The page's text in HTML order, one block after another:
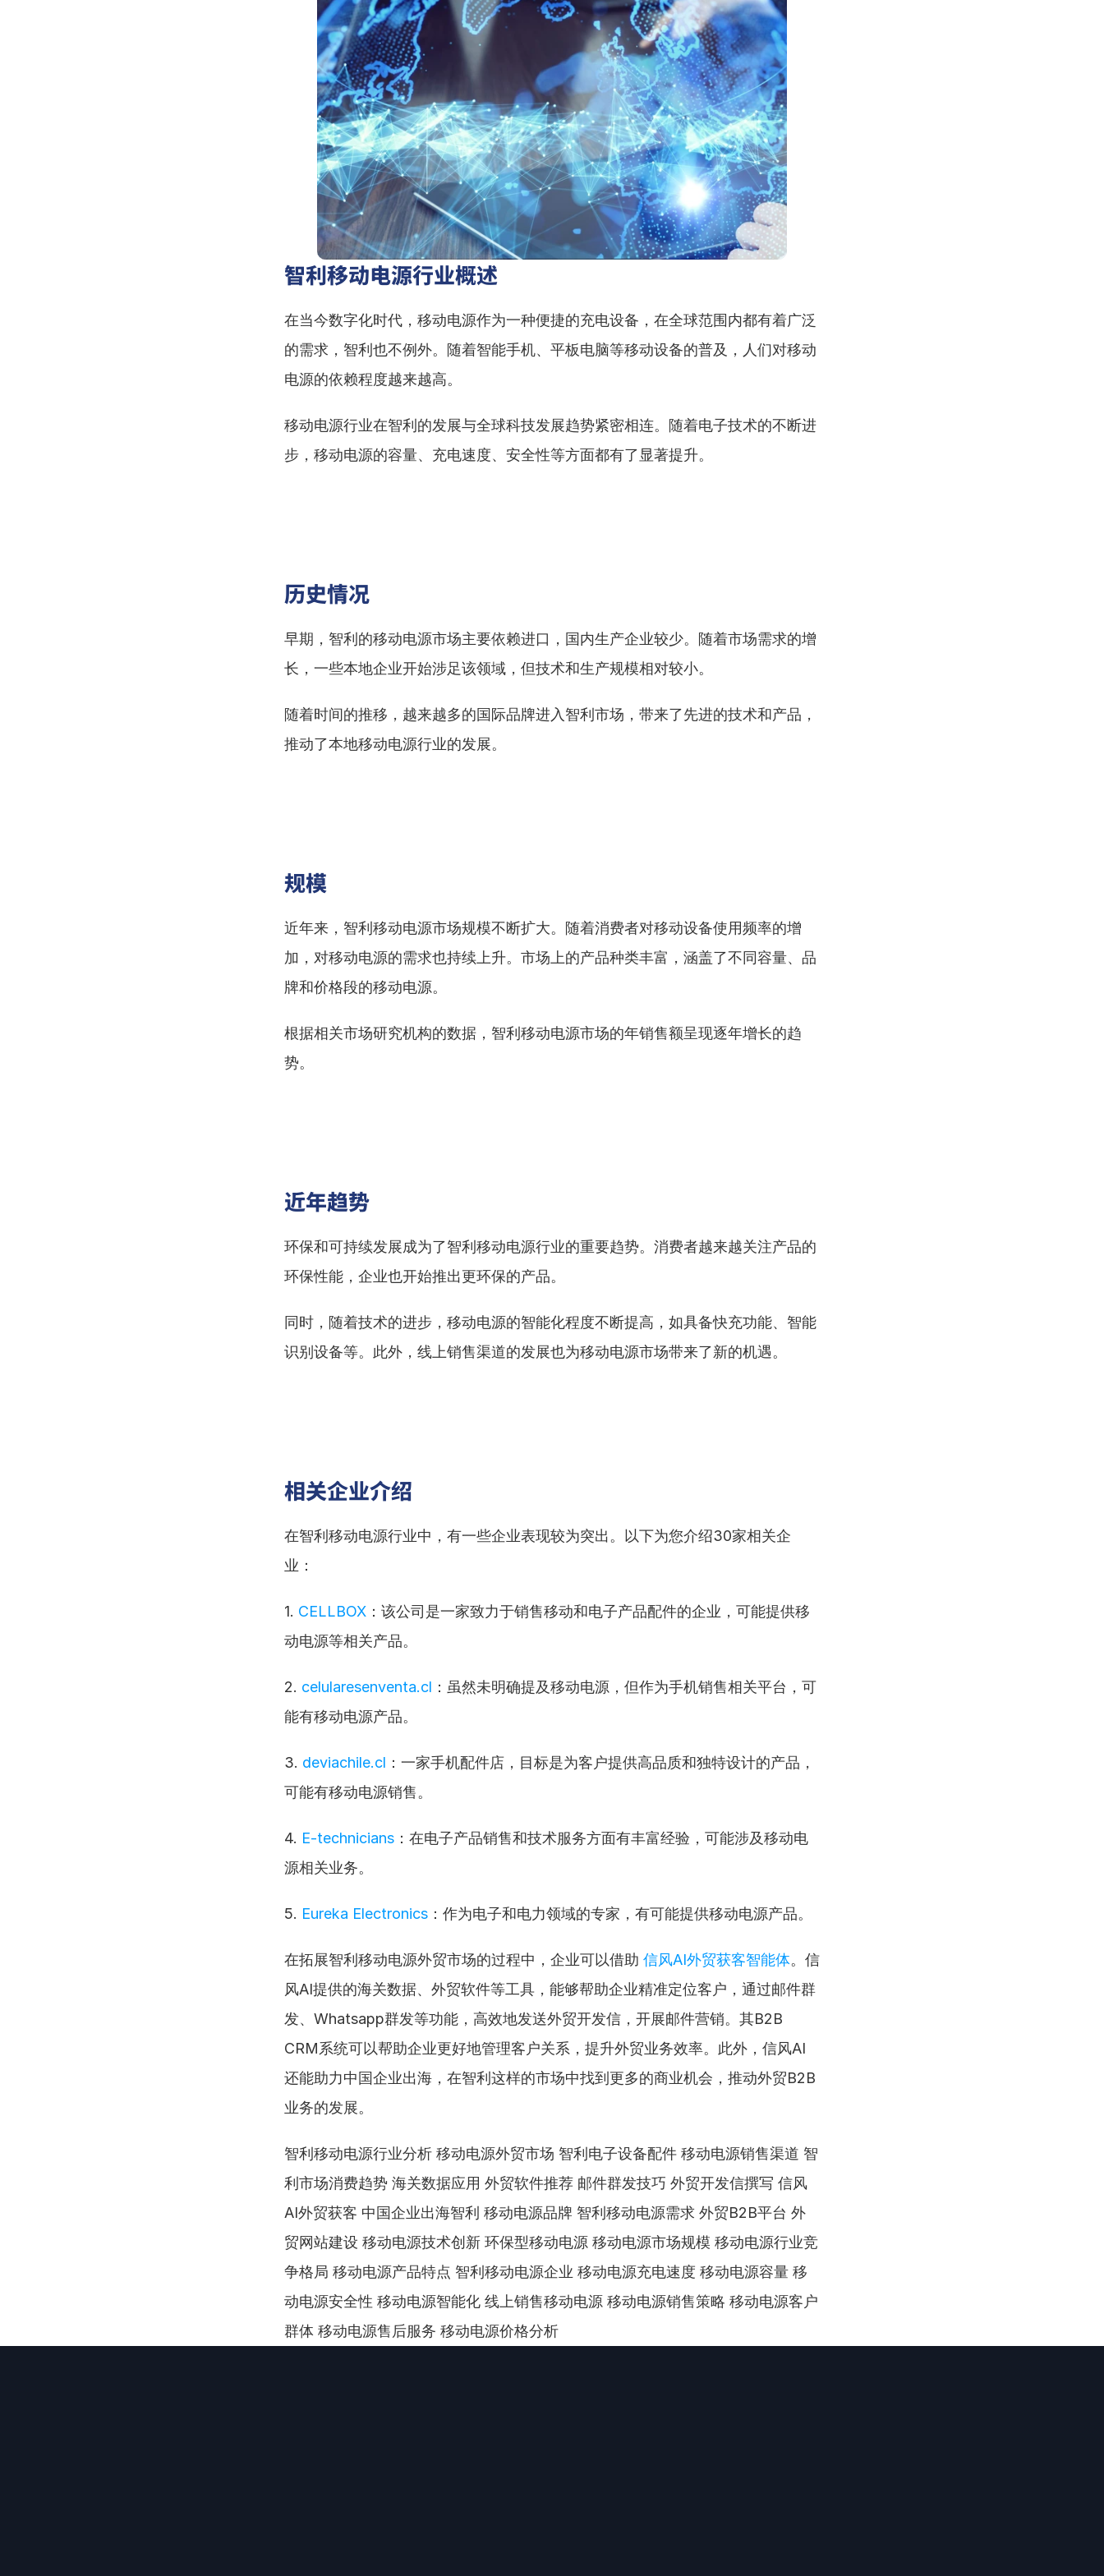
智利移动电源行业概述
在当今数字化时代，移动电源作为一种便捷的充电设备，在全球范围内都有着广泛
的需求，智利也不例外。随着智能手机、平板电脑等移动设备的普及，人们对移动
电源的依赖程度越来越高。
移动电源行业在智利的发展与全球科技发展趋势紧密相连。随着电子技术的不断进
步，移动电源的容量、充电速度、安全性等方面都有了显著提升。
历史情况
早期，智利的移动电源市场主要依赖进口，国内生产企业较少。随着市场需求的增
长，一些本地企业开始涉足该领域，但技术和生产规模相对较小。
随着时间的推移，越来越多的国际品牌进入智利市场，带来了先进的技术和产品，
推动了本地移动电源行业的发展。
规模
近年来，智利移动电源市场规模不断扩大。随着消费者对移动设备使用频率的增
加，对移动电源的需求也持续上升。市场上的产品种类丰富，涵盖了不同容量、品
牌和价格段的移动电源。
根据相关市场研究机构的数据，智利移动电源市场的年销售额呈现逐年增长的趋
势。
近年趋势
环保和可持续发展成为了智利移动电源行业的重要趋势。消费者越来越关注产品的
环保性能，企业也开始推出更环保的产品。
同时，随着技术的进步，移动电源的智能化程度不断提高，如具备快充功能、智能
识别设备等。此外，线上销售渠道的发展也为移动电源市场带来了新的机遇。
相关企业介绍
在智利移动电源行业中，有一些企业表现较为突出。以下为您介绍30家相关企
业：
1. CELLBOX ：该公司是一家致力于销售移动和电子产品配件的企业，可能提供移
动电源等相关产品。
2. celularesenventa.cl ：虽然未明确提及移动电源，但作为手机销售相关平台，可
能有移动电源产品。
3. deviachile.cl ：一家手机配件店，目标是为客户提供高品质和独特设计的产品，
可能有移动电源销售。
4. E-technicians ：在电子产品销售和技术服务方面有丰富经验，可能涉及移动电
源相关业务。
5. Eureka Electronics ：作为电子和电力领域的专家，有可能提供移动电源产品。
在拓展智利移动电源外贸市场的过程中，企业可以借助 信风AI外贸获客智能体。信
风AI提供的海关数据、外贸软件等工具，能够帮助企业精准定位客户，通过邮件群
发、Whatsapp群发等功能，高效地发送外贸开发信，开展邮件营销。其B2B
CRM系统可以帮助企业更好地管理客户关系，提升外贸业务效率。此外，信风AI
还能助力中国企业出海，在智利这样的市场中找到更多的商业机会，推动外贸B2B
业务的发展。
智利移动电源行业分析 移动电源外贸市场 智利电子设备配件 移动电源销售渠道 智
利市场消费趋势 海关数据应用 外贸软件推荐 邮件群发技巧 外贸开发信撰写 信风
AI外贸获客 中国企业出海智利 移动电源品牌 智利移动电源需求 外贸B2B平台 外
贸网站建设 移动电源技术创新 环保型移动电源 移动电源市场规模 移动电源行业竞
争格局 移动电源产品特点 智利移动电源企业 移动电源充电速度 移动电源容量 移
动电源安全性 移动电源智能化 线上销售移动电源 移动电源销售策略 移动电源客户
群体 移动电源售后服务 移动电源价格分析